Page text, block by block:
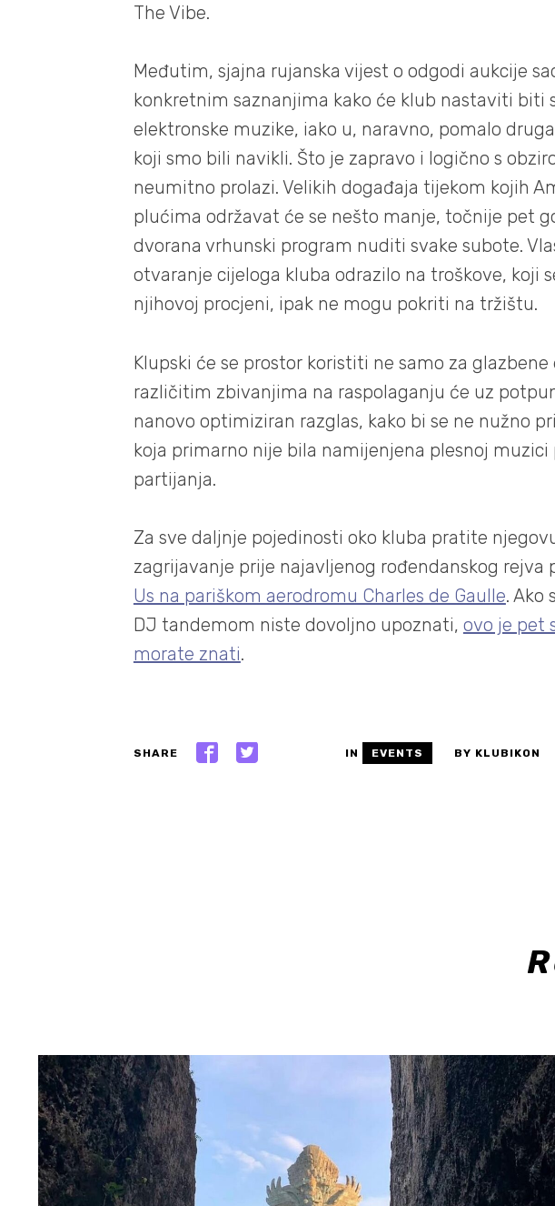
The Vibe.
Međutim, sjajna rujanska vijest o odgodi aukcije
konkretnim saznanjima kako će klub nastaviti biti
elektronske muzike, iako u, naravno, pomalo
koji smo bili navikli. Što je zapravo i logično s
neumitno prolazi. Velikih događaja tijekom kojih
plućima održavat će se nešto manje, točnije pet
dvorana vrhunski program nuditi svake subote.
otvaranje cijeloga kluba odrazilo na troškove, koji
njihovoj procjeni, ipak ne mogu pokriti na tržištu.
Klupski će se prostor koristiti ne samo za
različitim zbivanjima na raspolaganju će uz
nanovo optimiziran razglas, kako bi se ne nužno
koja primarno nije bila namijenjena plesnoj
partijanja.
Za sve daljnje pojedinosti oko kluba pratite
zagrijavanje prije najavljenog rođendanskog rejva
Us na pariškom aerodromu Charles de Gaulle. Ako
DJ tandemom niste dovoljno upoznati, ovo je pet
morate znati.
SHARE IN EVENTS BY KLUBIKON